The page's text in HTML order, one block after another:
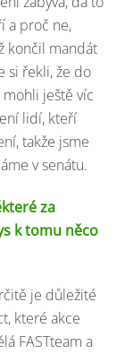
a proč ne,
končil mandát
si řekli, že do
ještě víc
lidí, kteří
takže jsme
v senátu.
za
k tomu něco
je důležité
které akce
FASTteam a